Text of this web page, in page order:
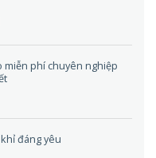
miễn phí chuyên nghiệp
đáng yêu